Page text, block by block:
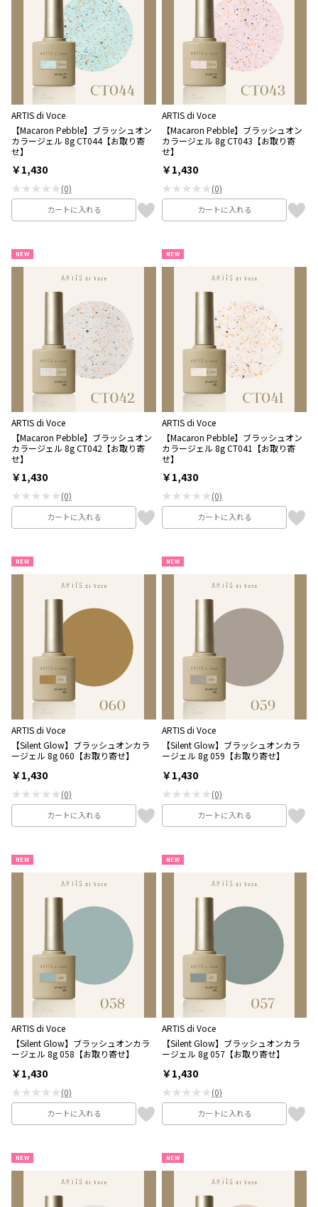
ARTIS di Voce
【Macaron Pebble】ブラッシュオン
カラージェル 8g CT044【お取り寄
せ】
￥1,430
★★★★★(0)
カートに入れる
ARTIS di Voce
【Macaron Pebble】ブラッシュオン
カラージェル 8g CT043【お取り寄
せ】
￥1,430
★★★★★(0)
カートに入れる
NEW
ARTIS di Voce
【Macaron Pebble】ブラッシュオン
カラージェル 8g CT042【お取り寄
せ】
￥1,430
★★★★★(0)
カートに入れる
NEW
ARTIS di Voce
【Macaron Pebble】ブラッシュオン
カラージェル 8g CT041【お取り寄
せ】
￥1,430
★★★★★(0)
カートに入れる
NEW
ARTIS di Voce
【Silent Glow】ブラッシュオンカラ
ージェル 8g 060【お取り寄せ】
￥1,430
★★★★★(0)
カートに入れる
NEW
ARTIS di Voce
【Silent Glow】ブラッシュオンカラ
ージェル 8g 059【お取り寄せ】
￥1,430
★★★★★(0)
カートに入れる
NEW
ARTIS di Voce
【Silent Glow】ブラッシュオンカラ
ージェル 8g 058【お取り寄せ】
￥1,430
★★★★★(0)
カートに入れる
NEW
ARTIS di Voce
【Silent Glow】ブラッシュオンカラ
ージェル 8g 057【お取り寄せ】
￥1,430
★★★★★(0)
カートに入れる
NEW NEW